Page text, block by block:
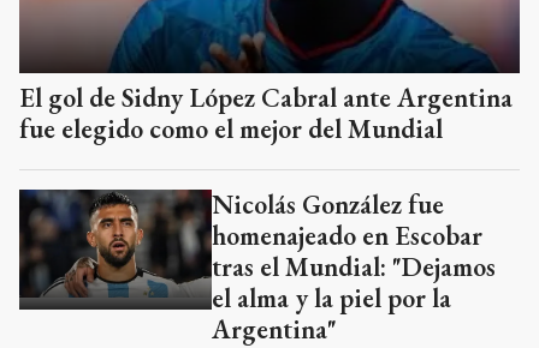
El gol de Sidny López Cabral ante Argentina
fue elegido como el mejor del Mundial
Nicolás González fue
homenajeado en Escobar
tras el Mundial: "Dejamos
el alma y la piel por la
Argentina"